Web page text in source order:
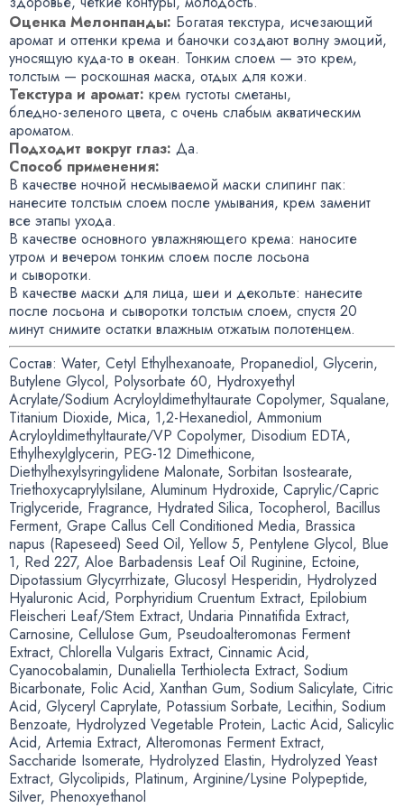
Оценка Мелонпанды: Богатая текстура, исчезающий
аромат и оттенки крема и баночки создают волну эмоций,
уносящую куда-то в океан. Тонким слоем — это крем,
толстым — роскошная маска, отдых для кожи.
Текстура и аромат: крем густоты сметаны,
бледно-зеленого цвета, с очень слабым акватическим
ароматом.
Подходит вокруг глаз: Да.
Способ применения:
В качестве ночной несмываемой маски слипинг пак:
нанесите толстым слоем после умывания, крем заменит
все этапы ухода.
В качестве основного увлажняющего крема: наносите
утром и вечером тонким слоем после лосьона
и сыворотки.
В качестве маски для лица, шеи и декольте: нанесите
после лосьона и сыворотки толстым слоем, спустя 20
минут снимите остатки влажным отжатым полотенцем.
Состав: Water, Cetyl Ethylhexanoate, Propanediol, Glycerin,
Butylene Glycol, Polysorbate 60, Hydroxyethyl
Acrylate/Sodium Acryloyldimethyltaurate Copolymer, Squalane,
Titanium Dioxide, Mica, 1,2-Hexanediol, Ammonium
Acryloyldimethyltaurate/VP Copolymer, Disodium EDTA,
Ethylhexylglycerin, PEG-12 Dimethicone,
Diethylhexylsyringylidene Malonate, Sorbitan Isostearate,
Triethoxycaprylylsilane, Aluminum Hydroxide, Caprylic/Capric
Triglyceride, Fragrance, Hydrated Silica, Tocopherol, Bacillus
Ferment, Grape Callus Cell Conditioned Media, Brassica
napus (Rapeseed) Seed Oil, Yellow 5, Pentylene Glycol, Blue
1, Red 227, Aloe Barbadensis Leaf Oil Ruginine, Ectoine,
Dipotassium Glycyrrhizate, Glucosyl Hesperidin, Hydrolyzed
Hyaluronic Acid, Porphyridium Cruentum Extract, Epilobium
Fleischeri Leaf/Stem Extract, Undaria Pinnatifida Extract,
Carnosine, Cellulose Gum, Pseudoalteromonas Ferment
Extract, Chlorella Vulgaris Extract, Cinnamic Acid,
Cyanocobalamin, Dunaliella Terthiolecta Extract, Sodium
Bicarbonate, Folic Acid, Xanthan Gum, Sodium Salicylate, Citric
Acid, Glyceryl Caprylate, Potassium Sorbate, Lecithin, Sodium
Benzoate, Hydrolyzed Vegetable Protein, Lactic Acid, Salicylic
Acid, Artemia Extract, Alteromonas Ferment Extract,
Saccharide Isomerate, Hydrolyzed Elastin, Hydrolyzed Yeast
Extract, Glycolipids, Platinum, Arginine/Lysine Polypeptide,
Silver, Phenoxyethanol